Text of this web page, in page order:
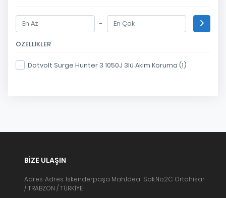
-
ÖZELLIKLER
Dotvolt Surge Hunter 3 1050J 3lü Akım Koruma (1)
BIZE ULAŞIN
Adres: Adres: İskenderpaşa Mah.İdeal Sok.No:2C Ortahisar
/ TRABZON / TÜRKİYE